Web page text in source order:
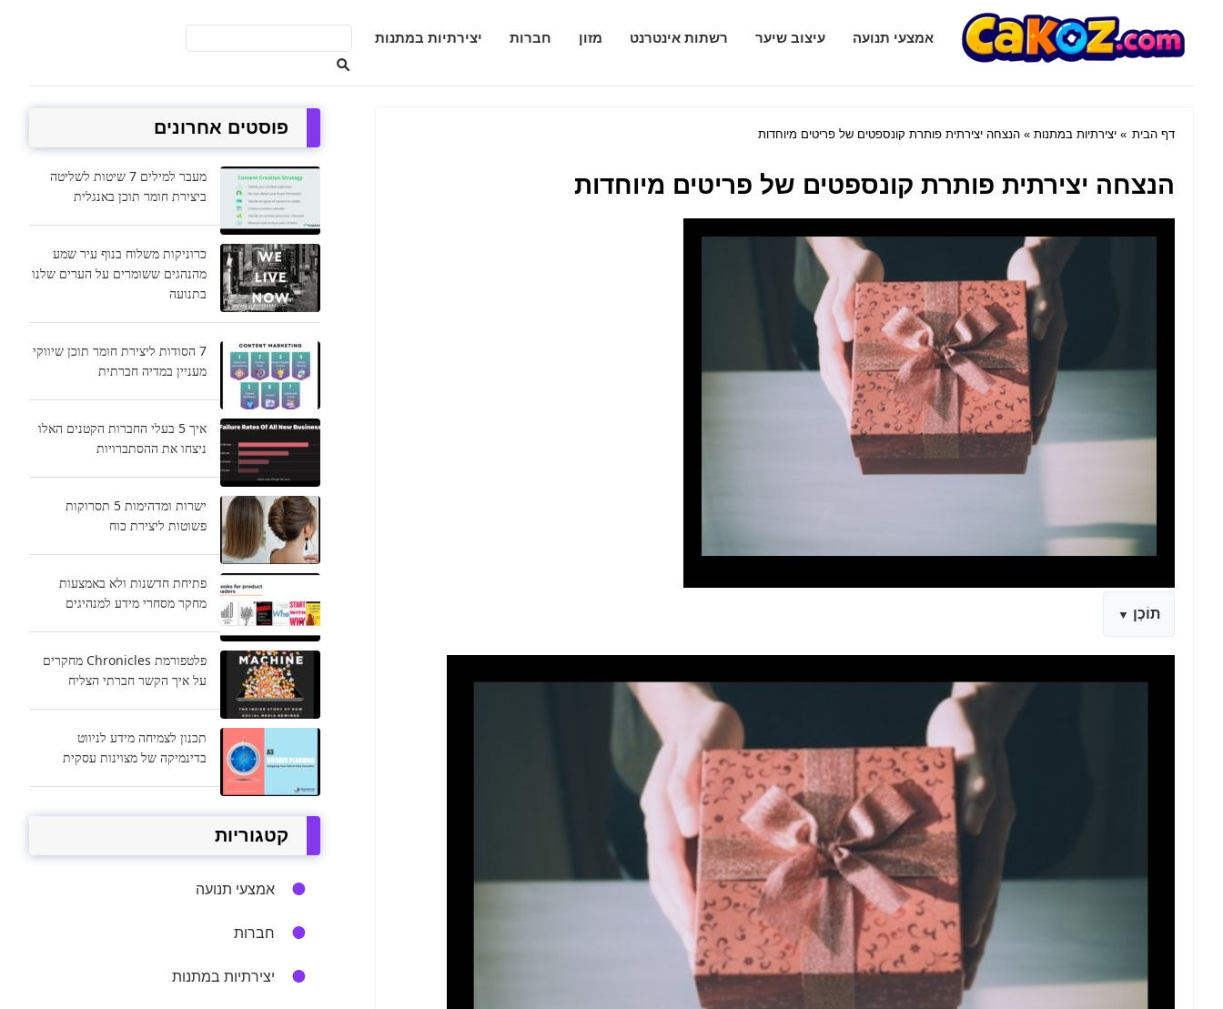
Cakoz.com אמצעי תנועה עיצוב שיער רשתות אינטרנט מזון חברות יצירתיות במתנות
דף הבית » יצירתיות במתנות » הנצחה יצירתית פותרת קונספטים של פריטים מיוחדות
הנצחה יצירתית פותרת קונספטים של פריטים מיוחדות
תוֹכֶן
פוסטים אחרונים
מעבר למילים 7 שיטות לשליטה
ביצירת חומר תוכן באנגלית
כרוניקות משלוח בנוף עיר שמע
מהנהגים ששומרים על הערים שלנו
בתנועה
7 הסודות ליצירת חומר תוכן שיווקי
מעניין במדיה חברתית
איך 5 בעלי החברות הקטנים האלו
ניצחו את ההסתברויות
ישרות ומדהימות 5 תסרוקות
פשוטות ליצירת כוח
פתיחת חדשנות ולא באמצעות
מחקר מסחרי מידע למנהיגים
פלטפורמת Chronicles מחקרים
על איך הקשר חברתי הצליח
תכנון לצמיחה מידע לניווט
בדינמיקה של מצוינות עסקית
קטגוריות
אמצעי תנועה
חברות
יצירתיות במתנות